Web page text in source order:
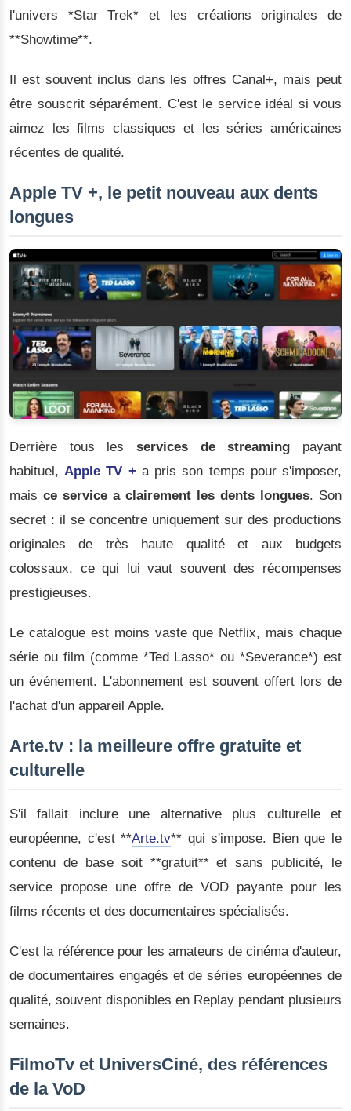
l'univers *Star Trek* et les créations originales de
**Showtime**.
Il est souvent inclus dans les offres Canal+, mais peut
être souscrit séparément. C'est le service idéal si vous
aimez les films classiques et les séries américaines
récentes de qualité.
Apple TV +, le petit nouveau aux dents
longues
Derrière tous les services de streaming payant
habituel, Apple TV +a pris son temps pour s'imposer,
mais ce service a clairement les dents longues. Son
secret : il se concentre uniquement sur des productions
originales de très haute qualité et aux budgets
colossaux, ce qui lui vaut souvent des récompenses
prestigieuses.
Le catalogue est moins vaste que Netflix, mais chaque
série ou film (comme *Ted Lasso* ou *Severance*) est
un événement. L'abonnement est souvent offert lors de
l'achat d'un appareil Apple.
Arte.tv : la meilleure offre gratuite et
culturelle
S'il fallait inclure une alternative plus culturelle et
européenne, c'est **Arte.tv** qui s'impose. Bien que le
contenu de base soit **gratuit** et sans publicité, le
service propose une offre de VOD payante pour les
films récents et des documentaires spécialisés.
C'est la référence pour les amateurs de cinéma d'auteur,
de documentaires engagés et de séries européennes de
qualité, souvent disponibles en Replay pendant plusieurs
semaines.
FilmoTv et UniversCiné, des références
de la VoD